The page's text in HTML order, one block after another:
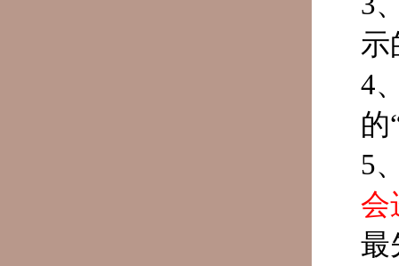
示
4
的
5
会
最